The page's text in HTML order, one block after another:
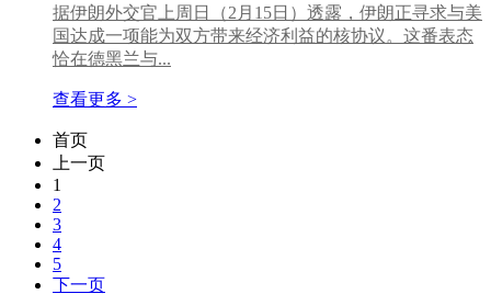
据伊朗外交官上周日（2月15日）透露，伊朗正寻求与美
国达成一项能为双方带来经济利益的核协议。这番表态
恰在德黑兰与...
查看更多 >
首页
上一页
1
2
3
4
5
下一页